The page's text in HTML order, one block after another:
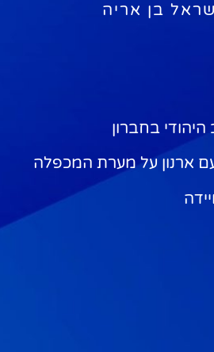
בן אריה
היהודי בחברון
ארנון על מערת המכפלה